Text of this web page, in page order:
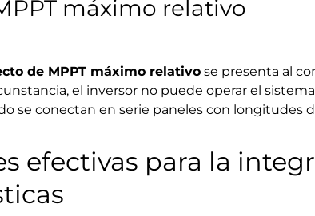
máximo relativo
de MPPT máximo relativo se presenta al
el inversor no puede operar el
se conectan en serie paneles con longitudes
efectivas para la